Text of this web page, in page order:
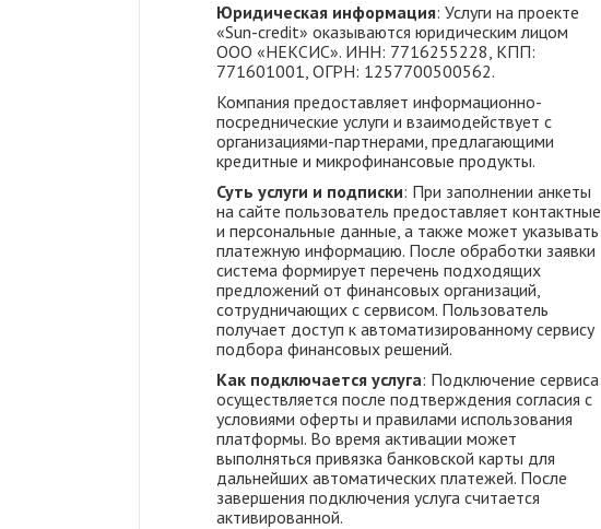
Юридическая информация: Услуги на проекте
«Sun-credit» оказываются юридическим лицом
ООО «НЕКСИС». ИНН: 7716255228, КПП:
771601001, ОГРН: 1257700500562.
Компания предоставляет информационно-
посреднические услуги и взаимодействует с
организациями-партнерами, предлагающими
кредитные и микрофинансовые продукты.
Суть услуги и подписки: При заполнении анкеты
на сайте пользователь предоставляет контактные
и персональные данные, а также может указывать
платежную информацию. После обработки заявки
система формирует перечень подходящих
предложений от финансовых организаций,
сотрудничающих с сервисом. Пользователь
получает доступ к автоматизированному сервису
подбора финансовых решений.
Как подключается услуга: Подключение сервиса
осуществляется после подтверждения согласия с
условиями оферты и правилами использования
платформы. Во время активации может
выполняться привязка банковской карты для
дальнейших автоматических платежей. После
завершения подключения услуга считается
активированной.